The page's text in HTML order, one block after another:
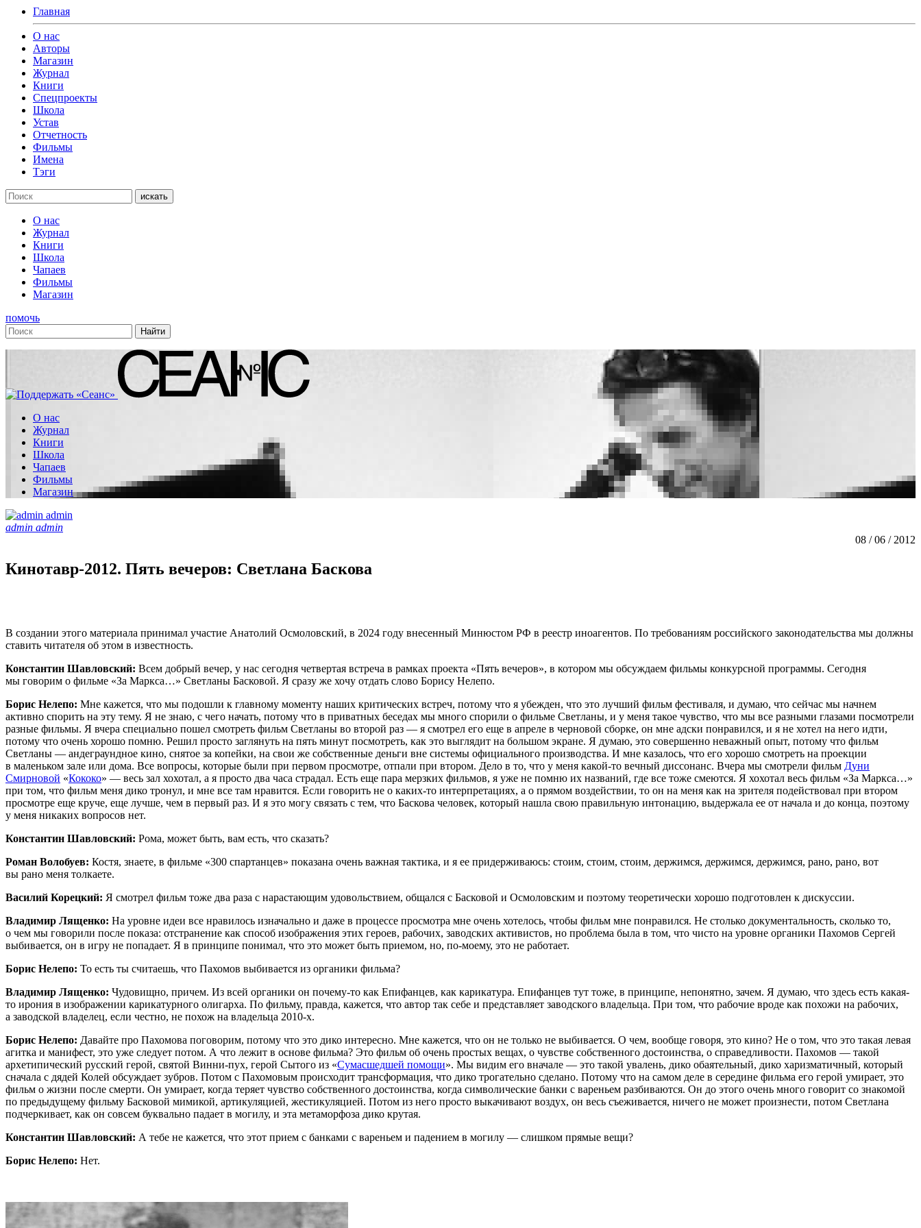
Главная
О нас
Авторы
Магазин
Журнал
Книги
Спецпроекты
Школа
Устав
Отчетность
Фильмы
Имена
Тэги
искать
О нас
Журнал
Книги
Школа
Чапаев
Фильмы
Магазин
помочь
О нас
Журнал
Книги
Школа
Чапаев
Фильмы
Магазин
admin admin
08 / 06 / 2012
Кинотавр-2012. Пять вечеров: Светлана Баскова
В создании этого материала принимал участие Анатолий Осмоловский, в 2024 году внесенный Минюстом РФ в реестр иноагентов. По требованиям российского законодательства мы должны
ставить читателя об этом в известность.
Константин Шавловский: Всем добрый вечер, у нас сегодня четвертая встреча в рамках проекта «Пять вечеров», в котором мы обсуждаем фильмы конкурсной программы. Сегодня
мы говорим о фильме «За Маркса…» Светланы Басковой. Я сразу же хочу отдать слово Борису Нелепо.
Борис Нелепо: Мне кажется, что мы подошли к главному моменту наших критических встреч, потому что я убежден, что это лучший фильм фестиваля, и думаю, что сейчас мы начнем
активно спорить на эту тему. Я не знаю, с чего начать, потому что в приватных беседах мы много спорили о фильме Светланы, и у меня такое чувство, что мы все разными глазами посмотрели
разные фильмы. Я вчера специально пошел смотреть фильм Светланы во второй раз — я смотрел его еще в апреле в черновой сборке, он мне адски понравился, и я не хотел на него идти,
потому что очень хорошо помню. Решил просто заглянуть на пять минут посмотреть, как это выглядит на большом экране. Я думаю, это совершенно неважный опыт, потому что фильм
Светланы — андеграундное кино, снятое за копейки, на свои же собственные деньги вне системы официального производства. И мне казалось, что его хорошо смотреть на проекции
в маленьком зале или дома. Все вопросы, которые были при первом просмотре, отпали при втором. Дело в то, что у меня какой-то вечный диссонанс. Вчера мы смотрели фильм Дуни
Смирновой «Кококо» — весь зал хохотал, а я просто два часа страдал. Есть еще пара мерзких фильмов, я уже не помню их названий, где все тоже смеются. Я хохотал весь фильм «За Маркса…»
при том, что фильм меня дико тронул, и мне все там нравится. Если говорить не о каких-то интерпретациях, а о прямом воздействии, то он на меня как на зрителя подействовал при втором
просмотре еще круче, еще лучше, чем в первый раз. И я это могу связать с тем, что Баскова человек, который нашла свою правильную интонацию, выдержала ее от начала и до конца, поэтому
у меня никаких вопросов нет.
Константин Шавловский: Рома, может быть, вам есть, что сказать?
Роман Волобуев: Костя, знаете, в фильме «300 спартанцев» показана очень важная тактика, и я ее придерживаюсь: стоим, стоим, стоим, держимся, держимся, держимся, рано, рано, вот
вы рано меня толкаете.
Василий Корецкий: Я смотрел фильм тоже два раза с нарастающим удовольствием, общался с Басковой и Осмоловским и поэтому теоретически хорошо подготовлен к дискуссии.
Владимир Лященко: На уровне идеи все нравилось изначально и даже в процессе просмотра мне очень хотелось, чтобы фильм мне понравился. Не столько документальность, сколько то,
о чем мы говорили после показа: отстранение как способ изображения этих героев, рабочих, заводских активистов, но проблема была в том, что чисто на уровне органики Пахомов Сергей
выбивается, он в игру не попадает. Я в принципе понимал, что это может быть приемом, но, по-моему, это не работает.
Борис Нелепо: То есть ты считаешь, что Пахомов выбивается из органики фильма?
Владимир Лященко: Чудовищно, причем. Из всей органики он почему-то как Епифанцев, как карикатура. Епифанцев тут тоже, в принципе, непонятно, зачем. Я думаю, что здесь есть какая-
то ирония в изображении карикатурного олигарха. По фильму, правда, кажется, что автор так себе и представляет заводского владельца. При том, что рабочие вроде как похожи на рабочих,
а заводской владелец, если честно, не похож на владельца 2010-х.
Борис Нелепо: Давайте про Пахомова поговорим, потому что это дико интересно. Мне кажется, что он не только не выбивается. О чем, вообще говоря, это кино? Не о том, что это такая левая
агитка и манифест, это уже следует потом. А что лежит в основе фильма? Это фильм об очень простых вещах, о чувстве собственного достоинства, о справедливости. Пахомов — такой
архетипический русский герой, святой Винни-пух, герой Сытого из «Сумасшедшей помощи». Мы видим его вначале — это такой увалень, дико обаятельный, дико харизматичный, который
сначала с дядей Колей обсуждает зубров. Потом с Пахомовым происходит трансформация, что дико трогательно сделано. Потому что на самом деле в середине фильма его герой умирает, это
фильм о жизни после смерти. Он умирает, когда теряет чувство собственного достоинства, когда символические банки с вареньем разбиваются. Он до этого очень много говорит со знакомой
по предыдущему фильму Басковой мимикой, артикуляцией, жестикуляцией. Потом из него просто выкачивают воздух, он весь съеживается, ничего не может произнести, потом Светлана
подчеркивает, как он совсем буквально падает в могилу, и эта метаморфоза дико крутая.
Константин Шавловский: А тебе не кажется, что этот прием с банками с вареньем и падением в могилу — слишком прямые вещи?
Борис Нелепо: Нет.